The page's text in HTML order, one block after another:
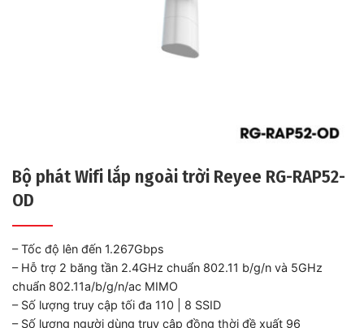
Bộ phát Wifi lắp ngoài trời Reyee RG-RAP52-
OD
– Tốc độ lên đến 1.267Gbps
– Hỗ trợ 2 băng tần 2.4GHz chuẩn 802.11 b/g/n và 5GHz
chuẩn 802.11a/b/g/n/ac MIMO
– Số lượng truy cập tối đa 110 | 8 SSID
– Số lượng người dùng truy cập đồng thời đề xuất 96